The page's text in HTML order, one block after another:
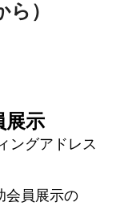
ら ）
展示
ングアドレス
会員展示の